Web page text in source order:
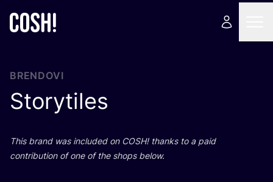
BRENDOVI
Storytiles
This brand was inclu­ded on COSH! than­ks to a paid
con­tri­bu­ti­on of one of the shops below.